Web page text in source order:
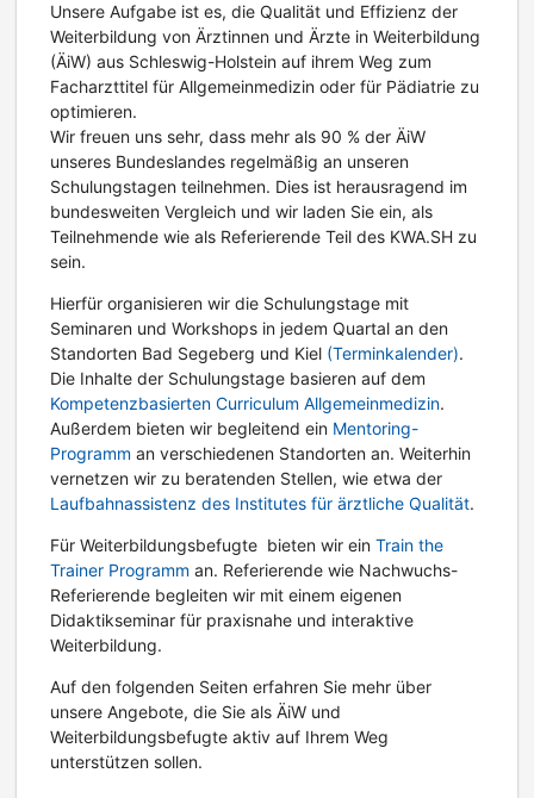
Unsere Aufgabe ist es, die Qualität und Effizienz der
Weiterbildung von Ärztinnen und Ärzte in Weiterbildung
(ÄiW) aus Schleswig-Holstein auf ihrem Weg zum
Facharzttitel für Allgemeinmedizin oder für Pädiatrie zu
optimieren.
Wir freuen uns sehr, dass mehr als 90 % der ÄiW
unseres Bundeslandes regelmäßig an unseren
Schulungstagen teilnehmen. Dies ist herausragend im
bundesweiten Vergleich und wir laden Sie ein, als
Teilnehmende wie als Referierende Teil des KWA.SH zu
sein.
Hierfür organisieren wir die Schulungstage mit
Seminaren und Workshops in jedem Quartal an den
Standorten Bad Segeberg und Kiel (Terminkalender).
Die Inhalte der Schulungstage basieren auf dem
Kompetenzbasierten Curriculum Allgemeinmedizin.
Außerdem bieten wir begleitend ein Mentoring-
Programm an verschiedenen Standorten an. Weiterhin
vernetzen wir zu beratenden Stellen, wie etwa der
Laufbahnassistenz des Institutes für ärztliche Qualität.
Für Weiterbildungsbefugte bieten wir ein Train the
Trainer Programm an. Referierende wie Nachwuchs-
Referierende begleiten wir mit einem eigenen
Didaktikseminar für praxisnahe und interaktive
Weiterbildung.
Auf den folgenden Seiten erfahren Sie mehr über
unsere Angebote, die Sie als ÄiW und
Weiterbildungsbefugte aktiv auf Ihrem Weg
unterstützen sollen.